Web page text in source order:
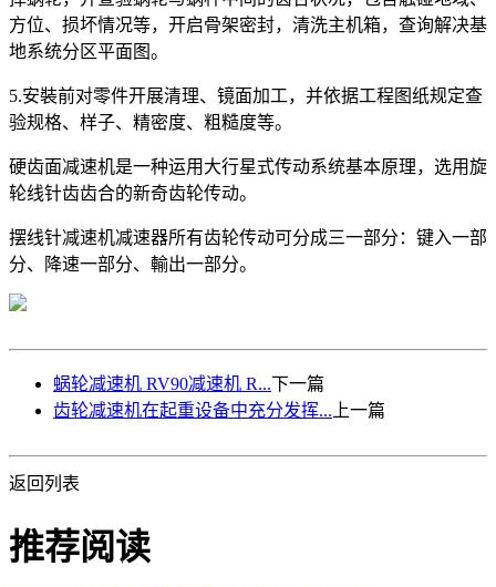
方位、损坏情况等，开启骨架密封，清洗主机箱，查询解决基
地系统分区平面图。
5.安裝前对零件开展清理、镜面加工，并依据工程图纸规定查
验规格、样子、精密度、粗糙度等。
硬齿面减速机是一种运用大行星式传动系统基本原理，选用旋
轮线针齿齿合的新奇齿轮传动。
摆线针减速机减速器所有齿轮传动可分成三一部分：键入一部
分、降速一部分、輸出一部分。
蜗轮减速机 RV90减速机 R...下一篇
齿轮减速机在起重设备中充分发挥... 上一篇
返回列表
推荐阅读